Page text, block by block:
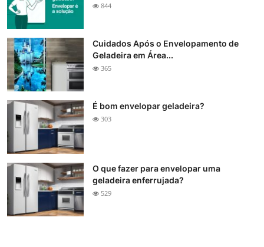
844
Cuidados Após o Envelopamento de
Geladeira em Área...
365
É bom envelopar geladeira?
303
O que fazer para envelopar uma
geladeira enferrujada?
529